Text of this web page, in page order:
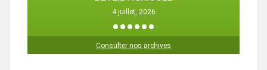
4 juillet, 2026
1 2 3 4 5
Consulter nos archives